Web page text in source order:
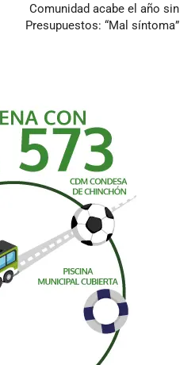
Comunidad acabe el año sin
Presupuestos: “Mal síntoma”